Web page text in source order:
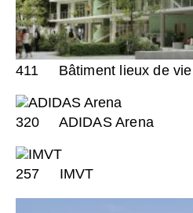
411 Bâtiment lieux de
320 ADIDAS Arena
257 IMVT